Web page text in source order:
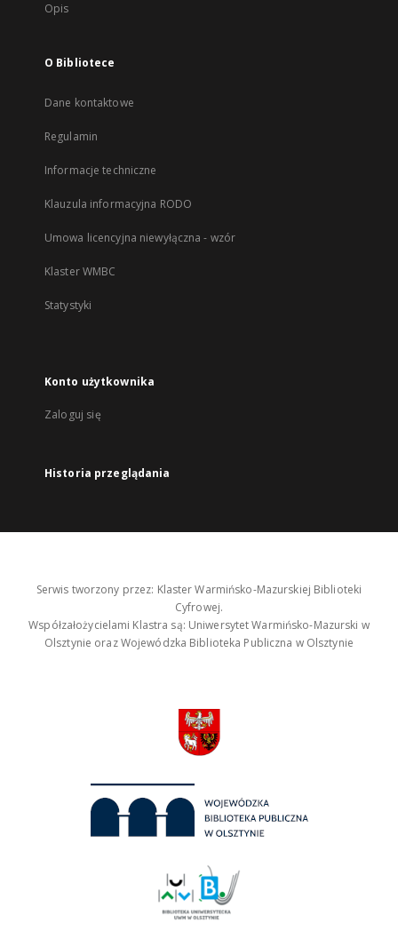
Opis
O Bibliotece
Dane kontaktowe
Regulamin
Informacje techniczne
Klauzula informacyjna RODO
Umowa licencyjna niewyłączna - wzór
Klaster WMBC
Statystyki
Konto użytkownika
Zaloguj się
Historia przeglądania
Serwis tworzony przez: Klaster Warmińsko-Mazurskiej Biblioteki
Cyfrowej.
Współzałożycielami Klastra są: Uniwersytet Warmińsko-Mazurski w
Olsztynie oraz Wojewódzka Biblioteka Publiczna w Olsztynie